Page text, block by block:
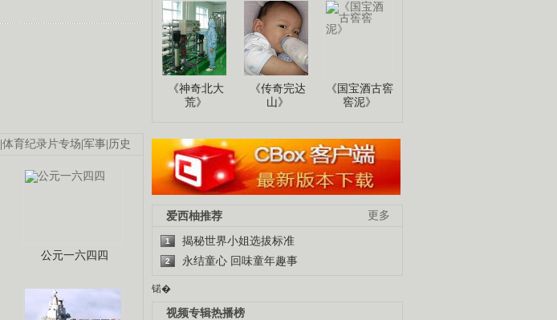
体育纪录片专场 军事 历史
公元一六四四
《神奇北大
荒》
《传奇完达
山》
《国宝酒古窖
窖泥》
更多
爱西柚推荐
1 揭秘世界小姐选拔标准
2 永结童心 回味童年趣事
锘�
视频专辑热播榜